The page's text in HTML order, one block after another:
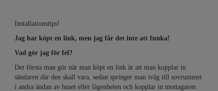
Installationstips!
Jag har köpt en link, men jag får det inte att funka!
Vad gör jag för fel?
Det första man gör när man köpt en link är att man kopplar in
sändaren där den skall vara, sedan springer man iväg till sovrummet
i andra ändan av huset eller lägenheten och kopplar in mottagaren.